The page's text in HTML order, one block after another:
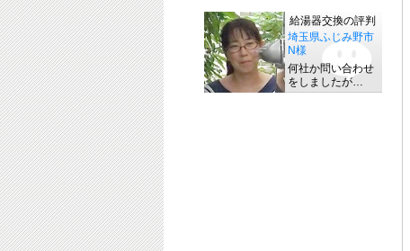
給湯器交換の評判
埼玉県ふじみ野市
N様
何社か問い合わせ
をしましたが…